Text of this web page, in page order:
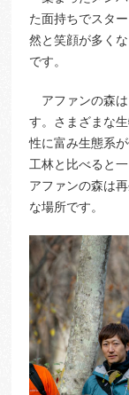
た面持ちでスタ
然と笑顔が多く
です。
アファンの森は
す。さまざまな
性に富み生態系
工林と比べると
アファンの森は
な場所です。